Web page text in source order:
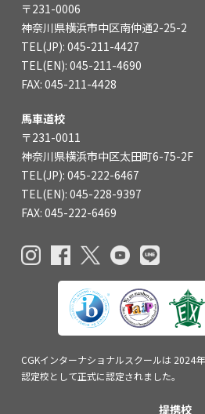
〒231-0006
神奈川県横浜市中区南仲通2-25-2
TEL(JP): 045-211-4427
TEL(EN): 045-211-4690
FAX: 045-211-4428
馬車道校
〒231-0011
神奈川県横浜市中区太田町6-75-2F
TEL(JP): 045-222-6467
TEL(EN): 045-228-9397
FAX: 045-222-6469
CGKインターナショナルスクールは 2024
認定校として正式に認定されました。
提携校